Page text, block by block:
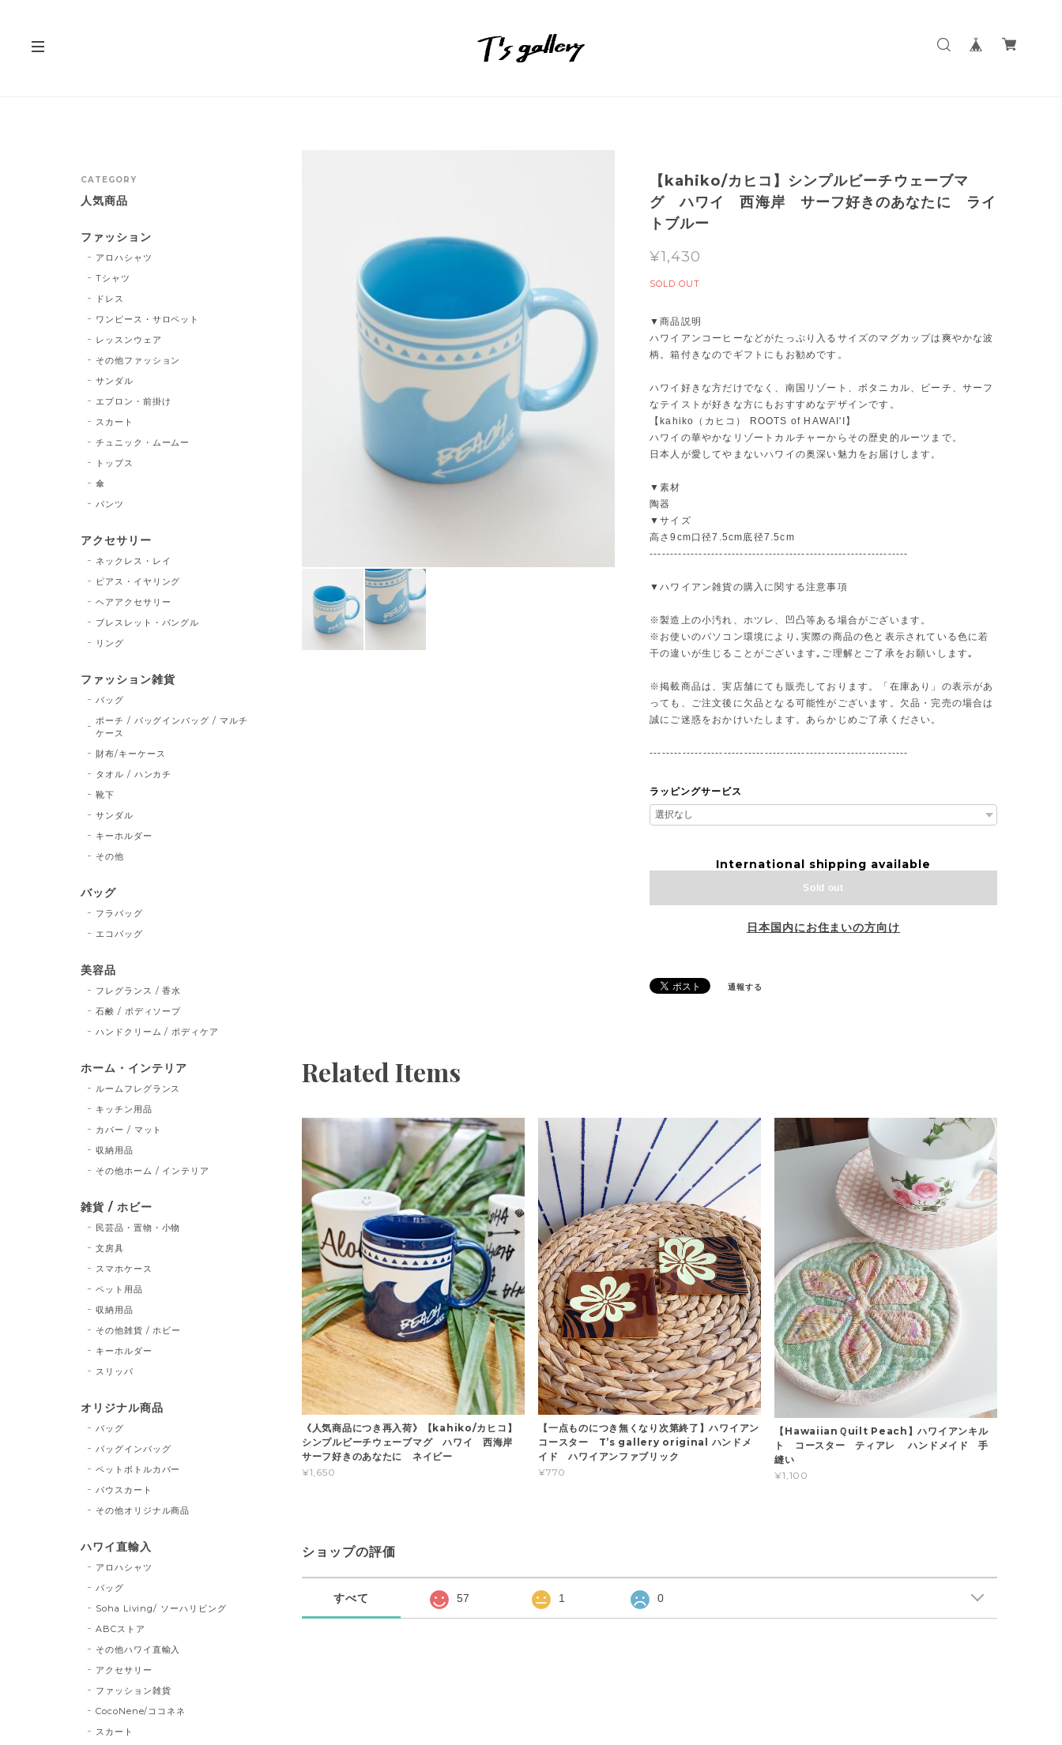
【kahiko/カヒコ】シンプルビーチウェーブマ
グ ハワイ 西海岸 サーフ好きのあなたに ライ
トブルー
¥1,430
SOLD OUT
▼商品説明
ハワイアンコーヒーなどがたっぷり入るサイズのマグカップは爽やかな波
柄。箱付きなのでギフトにもお勧めです。
ハワイ好きな方だけでなく、南国リゾート、ボタニカル、ビーチ、サーフ
なテイストが好きな方にもおすすめなデザインです。
【kahiko（カヒコ） ROOTS of HAWAI'I】
ハワイの華やかなリゾートカルチャーからその歴史的ルーツまで。
日本人が愛してやまないハワイの奥深い魅力をお届けします。
▼素材
陶器
▼サイズ
高さ9cm口径7.5cm底径7.5cm
---------------------------------------------------------------
▼ハワイアン雑貨の購入に関する注意事項
※製造上の小汚れ、ホツレ、凹凸等ある場合がございます。
※お使いのパソコン環境により､実際の商品の色と表示されている色に若
干の違いが生じることがございます｡ご理解とご了承をお願いします｡
※掲載商品は、実店舗にても販売しております。「在庫あり」の表示があ
っても、ご注文後に欠品となる可能性がございます。欠品・完売の場合は
誠にご迷惑をおかけいたします。あらかじめご了承ください。
---------------------------------------------------------------
ラッピングサービス
International shipping available
Sold out
日本国内にお住まいの方向け
通報する
Related Items
《人気商品につき再入荷》【kahiko/カヒコ】
シンプルビーチウェーブマグ ハワイ 西海岸
サーフ好きのあなたに ネイビー
¥1,650
【一点ものにつき無くなり次第終了】ハワイアン
コースター T’s gallery original ハンドメ
イド ハワイアンファブリック
¥770
【HawaiianＱuilt Peach】ハワイアンキル
ト コースター ティアレ ハンドメイド 手
縫い
¥1,100
ショップの評価
すべて 57 1 0
CATEGORY
人気商品
ファッション
アロハシャツ
Tシャツ
ドレス
ワンピース・サロペット
レッスンウェア
その他ファッション
サンダル
エプロン・前掛け
スカート
チュニック・ムームー
トップス
傘
パンツ
アクセサリー
ネックレス・レイ
ピアス・イヤリング
ヘアアクセサリー
ブレスレット・バングル
リング
ファッション雑貨
バッグ
ポーチ / バッグインバッグ / マルチ
ケース
財布/キーケース
タオル / ハンカチ
靴下
サンダル
キーホルダー
その他
バッグ
フラバッグ
エコバッグ
美容品
フレグランス / 香水
石鹸 / ボディソープ
ハンドクリーム / ボディケア
ホーム・インテリア
ルームフレグランス
キッチン用品
カバー / マット
収納用品
その他ホーム / インテリア
雑貨 / ホビー
民芸品・置物・小物
文房具
スマホケース
ペット用品
収納用品
その他雑貨 / ホビー
キーホルダー
スリッパ
オリジナル商品
バッグ
バッグインバッグ
ペットボトルカバー
パウスカート
その他オリジナル商品
ハワイ直輸入
アロハシャツ
バッグ
Soha Living/ ソーハリビング
ABCストア
その他ハワイ直輸入
アクセサリー
ファッション雑貨
CocoNene/ココネネ
スカート